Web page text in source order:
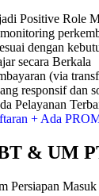
Positive Role
dengan
secara Berkala
(via
responsif dan
Pelayanan
+ Ada
& UM
Persiapan